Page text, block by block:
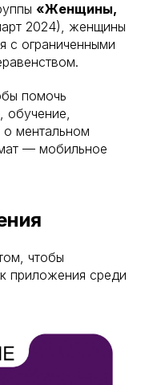
«Женщины,
2024), женщины
с ограниченными
помочь
обучение,
о ментальном
— мобильное
чтобы
приложения среди